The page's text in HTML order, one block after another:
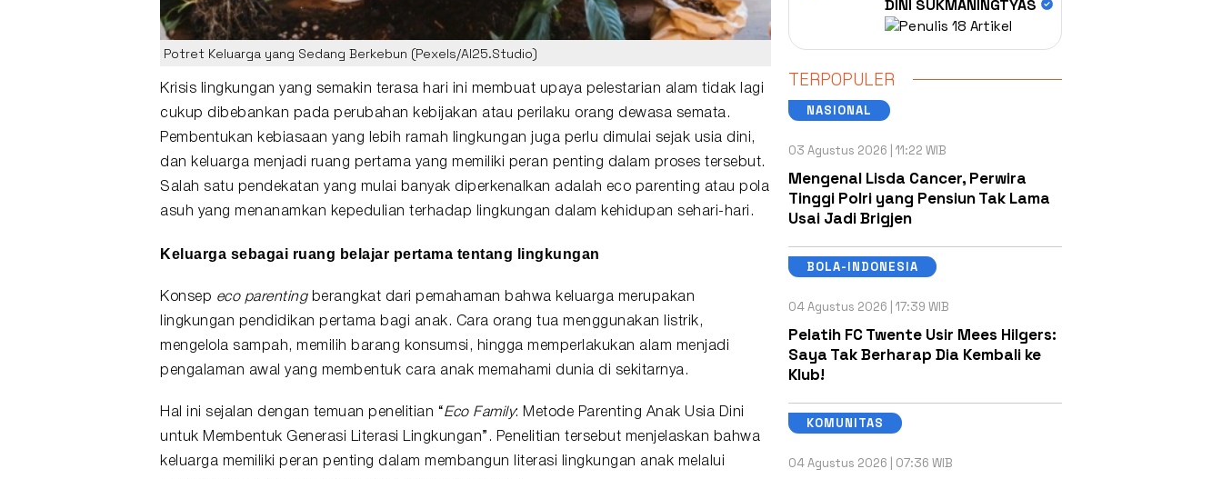
Potret Keluarga yang Sedang Berkebun (Pexels/AI25.Studio)
Krisis lingkungan yang semakin terasa hari ini membuat upaya pelestarian alam tidak lagi
cukup dibebankan pada perubahan kebijakan atau perilaku orang dewasa semata.
Pembentukan kebiasaan yang lebih ramah lingkungan juga perlu dimulai sejak usia dini,
dan keluarga menjadi ruang pertama yang memiliki peran penting dalam proses tersebut.
Salah satu pendekatan yang mulai banyak diperkenalkan adalah eco parenting atau pola
asuh yang menanamkan kepedulian terhadap lingkungan dalam kehidupan sehari-hari.
Keluarga sebagai ruang belajar pertama tentang lingkungan
Konsep eco parentingberangkat dari pemahaman bahwa keluarga merupakan
lingkungan pendidikan pertama bagi anak. Cara orang tua menggunakan listrik,
mengelola sampah, memilih barang konsumsi, hingga memperlakukan alam menjadi
pengalaman awal yang membentuk cara anak memahami dunia di sekitarnya.
Hal ini sejalan dengan temuan penelitian “Eco Family: Metode Parenting Anak Usia Dini
untuk Membentuk Generasi Literasi Lingkungan”. Penelitian tersebut menjelaskan bahwa
keluarga memiliki peran penting dalam membangun literasi lingkungan anak melalui
DINI SUKMANINGTYAS
18 Artikel
TERPOPULER
NASIONAL
03 Agustus 2026 | 11:22 WIB
Mengenal Lisda Cancer, Perwira
Tinggi Polri yang Pensiun Tak Lama
Usai Jadi Brigjen
BOLA-INDONESIA
04 Agustus 2026 | 17:39 WIB
Pelatih FC Twente Usir Mees Hilgers:
Saya Tak Berharap Dia Kembali ke
Klub!
KOMUNITAS
04 Agustus 2026 | 07:36 WIB